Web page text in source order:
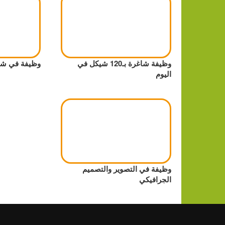
وظيفة شاغرة بـ120 شيكل في
اليوم
وظيفة في
وظيفة في التصوير والتصميم
الجرافيكي